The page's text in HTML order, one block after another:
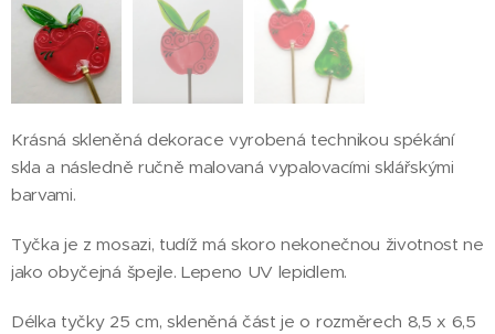
Krásná skleněná dekorace vyrobená technikou spékání
skla a následně ručně malovaná vypalovacími sklářskými
barvami.
Tyčka je z mosazi, tudíž má skoro nekonečnou životnost ne
jako obyčejná špejle. Lepeno UV lepidlem.
Délka tyčky 25 cm, skleněná část je o rozměrech 8,5 x 6,5